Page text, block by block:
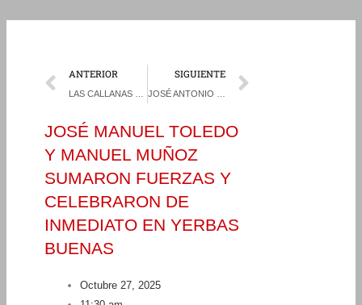
Prev
ANTERIOR SIGUIENTE
JOSÉ MANUEL TOLEDO
Y MANUEL MUÑOZ
SUMARON FUERZAS Y
CELEBRARON DE
INMEDIATO EN YERBAS
BUENAS
Octubre 27, 2025